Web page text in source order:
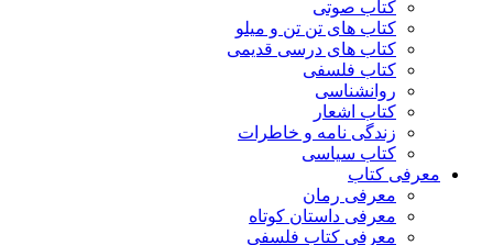
کتاب صوتی
کتاب های تن تن و میلو
کتاب های درسی قدیمی
کتاب فلسفی
روانشناسی
کتاب اشعار
زندگی نامه و خاطرات
کتاب سیاسی
معرفی کتاب
معرفی رمان
معرفی داستان کوتاه
معرفی کتاب فلسفی